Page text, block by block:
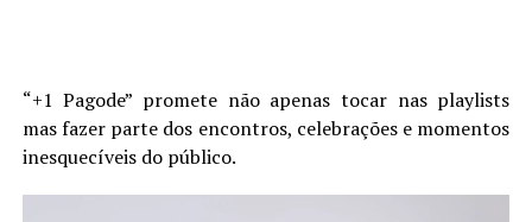
“+1 Pagode” promete não apenas tocar nas playlists
mas fazer parte dos encontros, celebrações e momentos
inesquecíveis do público.